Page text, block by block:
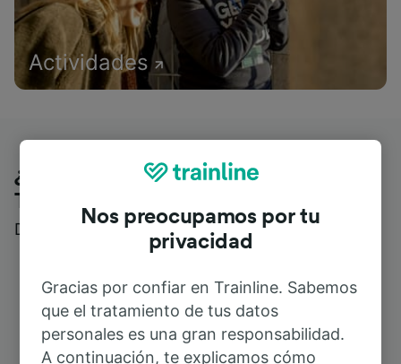
Actividades
¿Qué piensan nuestros clientes de
Trainline?
Descubre reseñas reales de nuestros viajeros
Nos preocupamos por tu
privacidad
Gracias por confiar en Trainline. Sabemos
que el tratamiento de tus datos
personales es una gran responsabilidad.
A continuación, te explicamos cómo